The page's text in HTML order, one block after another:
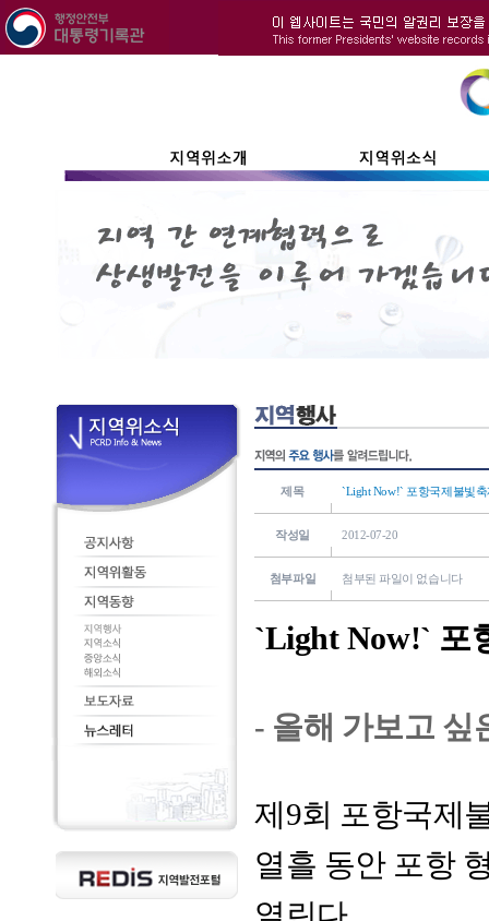
제목 `Light Now!` 포항국제불빛
작성일 2012-07-20
첨부파일 첨부된 파일이 없습니다
`Light Now!` 포
- 올해 가보고 싶
제9회 포항국제
열흘 동안 포항